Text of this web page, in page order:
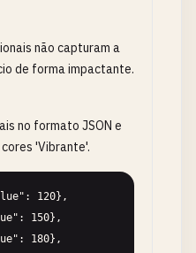
não capturam a
de forma impactante.
no formato JSON e
'Vibrante'.
120},
150},
180},